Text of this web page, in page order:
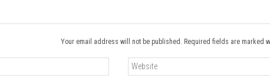
Your email address will not be published. Required fields are marked